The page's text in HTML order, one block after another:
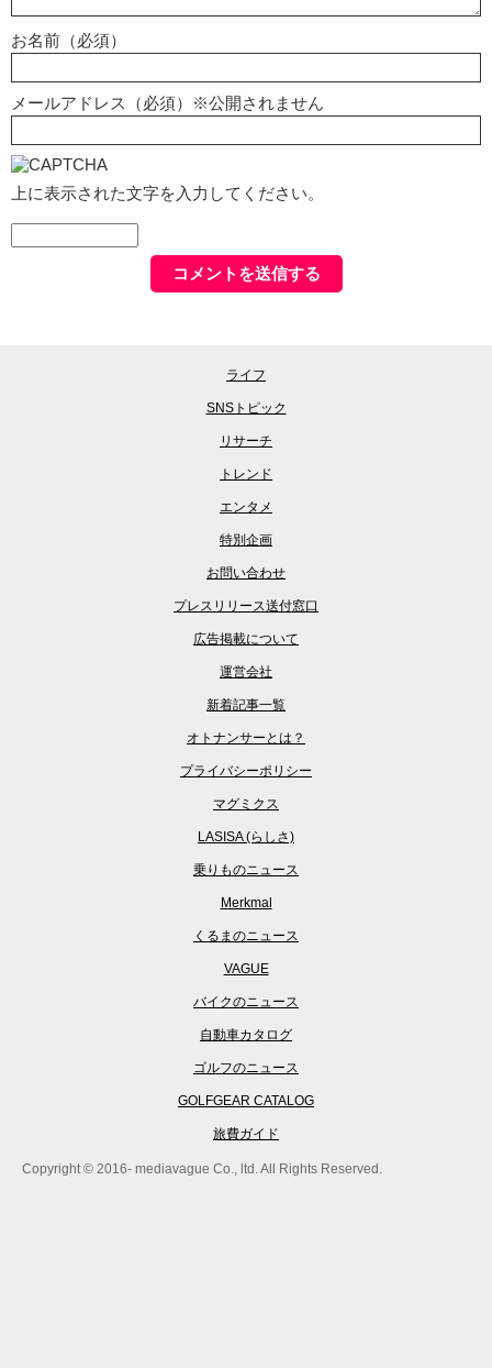
お名前（必須）
メールアドレス（必須）※公開されません
上に表示された文字を入力してください。
ライフ
SNSトピック
リサーチ
トレンド
エンタメ
特別企画
お問い合わせ
プレスリリース送付窓口
広告掲載について
運営会社
新着記事一覧
オトナンサーとは？
プライバシーポリシー
マグミクス
LASISA (らしさ)
乗りものニュース
Merkmal
くるまのニュース
VAGUE
バイクのニュース
自動車カタログ
ゴルフのニュース
GOLFGEAR CATALOG
旅費ガイド
Copyright © 2016- mediavague Co., ltd. All Rights Reserved.